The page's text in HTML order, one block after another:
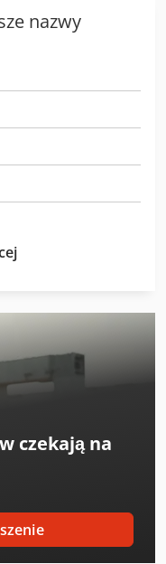
nazwy
czekają na